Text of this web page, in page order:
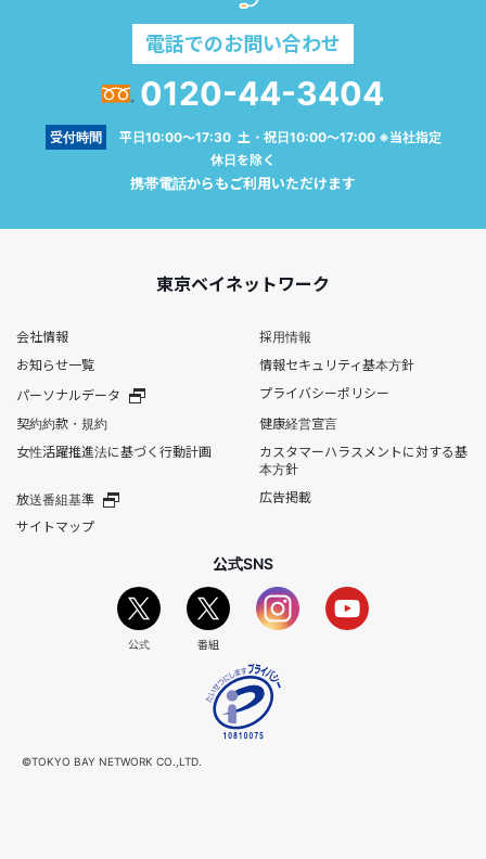
電話でのお問い合わせ
0120-44-3404
受付時間
平日10:00～17:30 土・祝日10:00～17:00 ※当社指定
休日を除く
携帯電話からもご利用いただけます
東京ベイネットワーク
会社情報
採用情報
お知らせ一覧
情報セキュリティ基本方針
パーソナルデータ
プライバシーポリシー
契約約款・規約
健康経営宣言
女性活躍推進法に基づく行動計画
カスタマーハラスメントに対する基
本方針
放送番組基準
広告掲載
サイトマップ
公式SNS
公式 番組
©TOKYO BAY NETWORK CO.,LTD.